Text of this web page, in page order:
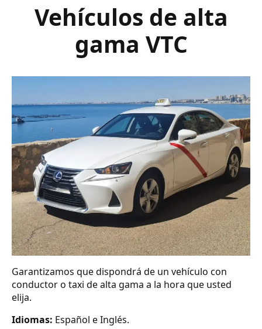
Vehículos de alta
gama VTC
Garantizamos que dispondrá de un vehículo con
conductor o taxi de alta gama a la hora que usted
elija.
Idiomas: Español e Inglés.